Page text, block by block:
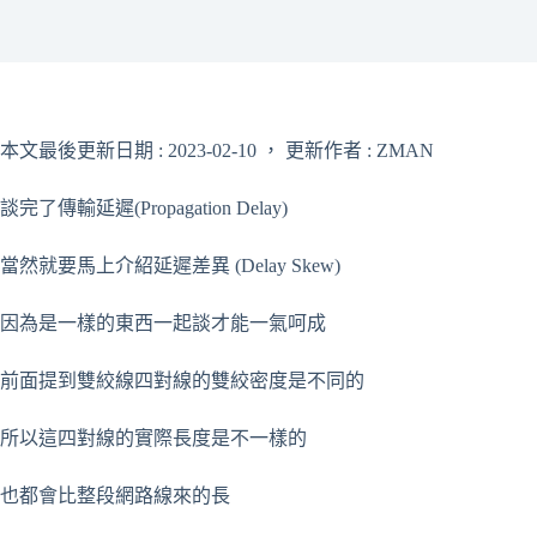
本文最後更新日期 : 2023-02-10 ， 更新作者 : ZMAN
談完了傳輸延遲(Propagation Delay)
當然就要馬上介紹延遲差異 (Delay Skew)
因為是一樣的東西一起談才能一氣呵成
前面提到雙絞線四對線的雙絞密度是不同的
所以這四對線的實際長度是不一樣的
也都會比整段網路線來的長